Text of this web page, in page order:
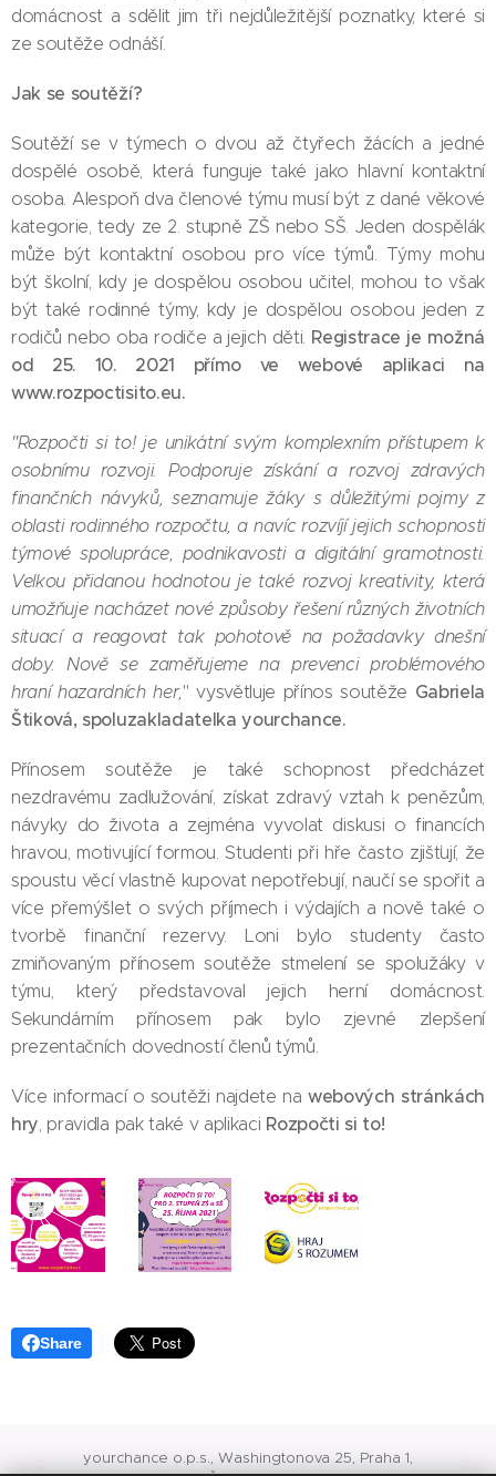
domácnost a sdělit jim tři nejdůležitější poznatky, které si
ze soutěže odnáší.
Jak se soutěží?
Soutěží se v týmech o dvou až čtyřech žácích a jedné
dospělé osobě, která funguje také jako hlavní kontaktní
osoba. Alespoň dva členové týmu musí být z dané věkové
kategorie, tedy ze 2. stupně ZŠ nebo SŠ. Jeden dospělák
může být kontaktní osobou pro více týmů. Týmy mohu
být školní, kdy je dospělou osobou učitel, mohou to však
být také rodinné týmy, kdy je dospělou osobou jeden z
rodičů nebo oba rodiče a jejich děti. Registrace je možná
od 25. 10. 2021 přímo ve webové aplikaci na
www.rozpoctisito.eu.
"Rozpočti si to! je unikátní svým komplexním přístupem k
osobnímu rozvoji. Podporuje získání a rozvoj zdravých
finančních návyků, seznamuje žáky s důležitými pojmy z
oblasti rodinného rozpočtu, a navíc rozvíjí jejich schopnosti
týmové spolupráce, podnikavosti a digitální gramotnosti.
Velkou přidanou hodnotou je také rozvoj kreativity, která
umožňuje nacházet nové způsoby řešení různých životních
situací a reagovat tak pohotově na požadavky dnešní
doby. Nově se zaměřujeme na prevenci problémového
hraní hazardních her," vysvětluje přínos soutěže Gabriela
Štiková, spoluzakladatelka yourchance.
Přínosem soutěže je také schopnost předcházet
nezdravému zadlužování, získat zdravý vztah k penězům,
návyky do života a zejména vyvolat diskusi o financích
hravou, motivující formou. Studenti při hře často zjišťují, že
spoustu věcí vlastně kupovat nepotřebují, naučí se spořit a
více přemýšlet o svých příjmech i výdajích a nově také o
tvorbě finanční rezervy. Loni bylo studenty často
zmiňovaným přínosem soutěže stmelení se spolužáky v
týmu, který představoval jejich herní domácnost.
Sekundárním přínosem pak bylo zjevné zlepšení
prezentačních dovedností členů týmů.
Více informací o soutěži najdete na webových stránkách
hry, pravidla pak také v aplikaci Rozpočti si to!
Share
yourchance o.p.s., Washingtonova 25, Praha 1,